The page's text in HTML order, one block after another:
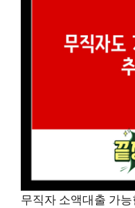
무직자 소액대출 가